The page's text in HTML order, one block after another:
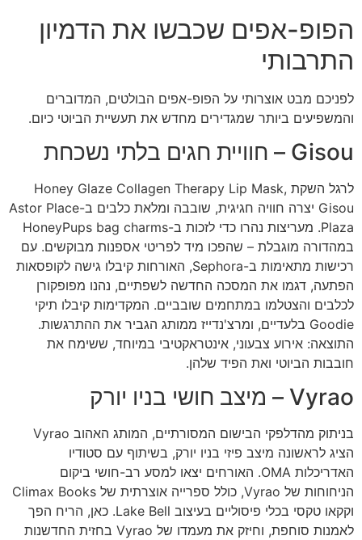
הפופ-אפים שכבשו את הדמיון
התרבותי
לפניכם מבט אוצרותי על הפופ-אפים הבולטים, המדוברים
והמשפיעים ביותר שמגדירים מחדש את תעשיית הביוטי כיום.
Gisou – חוויית חגים בלתי נשכחת
לרגל השקת Honey Glaze Collagen Therapy Lip Mask,
Gisou יצרה חוויה חגיגית, שובבה ומלאת כלבים ב-Astor Place
Plaza. מעריצות נהרו כדי לזכות ב-HoneyPups bag charms
במהדורה מוגבלת – שהפכו מיד לפריטי אספנות מבוקשים. עם
רכישות מתאימות ב-Sephora, האורחות קיבלו גישה לקופסאות
הפתעה, דגמו את המסכה החדשה לשפתיים, נהנו מפופקורן
לכלבים והצטלמו במתחמים שובביים. המקדימות קיבלו תיקי
Goodie בלעדיים, ומרצ'נדייז ממותג הגביר את ההתרגשות.
התוצאה: אירוע צבעוני, אינטראקטיבי במיוחד, ששימח את
חובבות הביוטי ואת הפיד שלהן.
Vyrao – מיצב חושי בניו יורק
בניתוק מהדלפקי הבישום המסורתיים, המותג האהוב Vyrao
הציג לראשונה מיצב פיזי בניו יורק, בשיתוף עם סטודיו
האדריכלות OMA. האורחים יצאו למסע רב-חושי ביקום
הניחוחות של Vyrao, כולל ספרייה אוצרתית של Climax Books
וקקאו טקסי בכלי פיסוליים בעיצוב Lake Bell. כאן, הריח הפך
לאמנות סוחפת, וחיזק את מעמדו של Vyrao בחזית החדשנות